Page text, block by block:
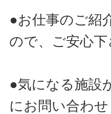
●お仕事のご紹
ので、ご安心下
●気になる施設
にお問い合わせ